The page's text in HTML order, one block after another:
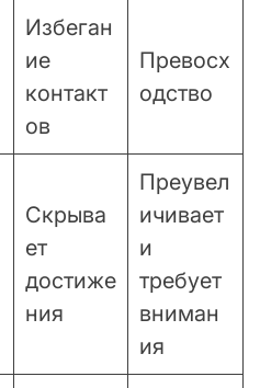
Избеган
ие
контакт
ов
Превосх
одство
Скрыва
ет
достиже
ния
Преувел
ичивает
и
требует
вниман
ия